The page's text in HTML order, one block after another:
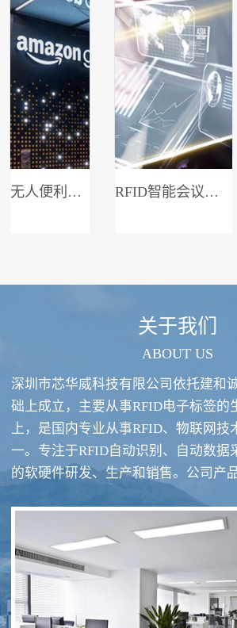
无人便利店系统 RFID智能会议签到系统
RFID酒类防伪系统方案
关于我们
ABOUT US
深圳市芯华威科技有限公司依托建和
础上成立，主要从事RFID电子标签的
上，是国内专业从事RFID、物联网技
一。专注于RFID自动识别、自动数据
的软硬件研发、生产和销售。公司产